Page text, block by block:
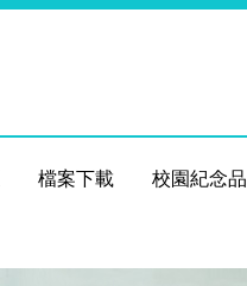
檔案下載 校園紀念品